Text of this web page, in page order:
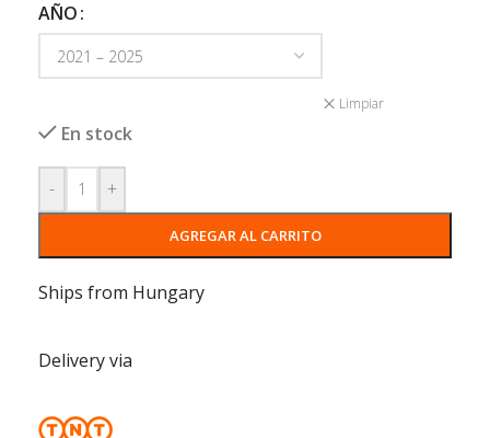
AÑO
Limpiar
En stock
- +
AGREGAR AL CARRITO
Ships from Hungary
Delivery via